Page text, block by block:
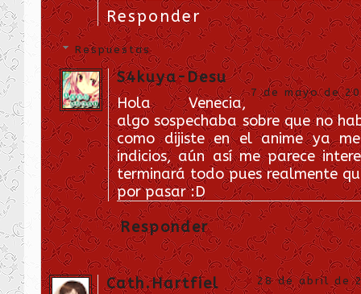
Responder
Respuestas
S4kuya-Desu
7 de mayo de
Hola Venecia,
algo sospechaba sobre que no
como dijiste en el anime ya
indicios, aún así me parece
terminará todo pues realmente
por pasar :D
Responder
Cath.Hartfiel 28 de abril de